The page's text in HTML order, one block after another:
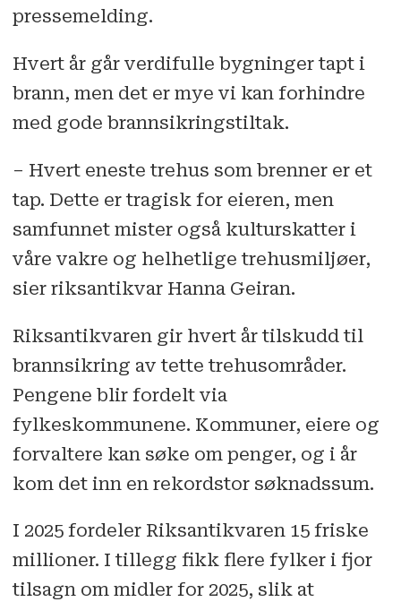
pressemelding.
Hvert år går verdifulle bygninger tapt i
brann, men det er mye vi kan forhindre
med gode brannsikringstiltak.
– Hvert eneste trehus som brenner er et
tap. Dette er tragisk for eieren, men
samfunnet mister også kulturskatter i
våre vakre og helhetlige trehusmiljøer,
sier riksantikvar Hanna Geiran.
Riksantikvaren gir hvert år tilskudd til
brannsikring av tette trehusområder.
Pengene blir fordelt via
fylkeskommunene. Kommuner, eiere og
forvaltere kan søke om penger, og i år
kom det inn en rekordstor søknadssum.
I 2025 fordeler Riksantikvaren 15 friske
millioner. I tillegg fikk flere fylker i fjor
tilsagn om midler for 2025, slik at